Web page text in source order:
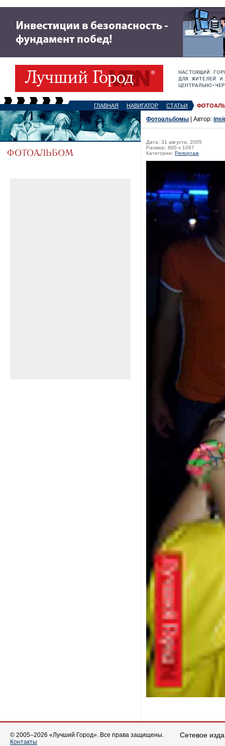
ГЛАВНАЯ НАВИГАТОР СТАТЬИ
Фотоальбомы | Автор:
Дата: 31 августа, 2005
Размер: 800 x 1067
Категории: Репортаж
© 2005–2026 «Лучший Город». Все права защищены.
Контакты
Сетевое